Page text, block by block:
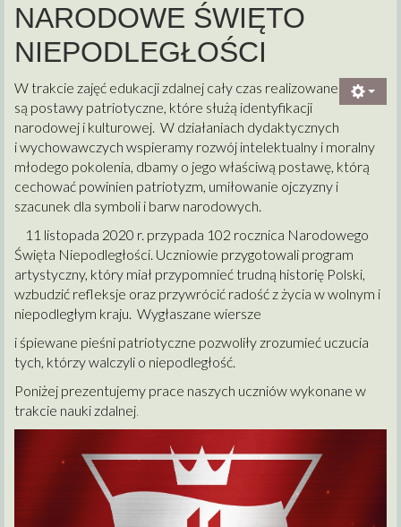
NARODOWE ŚWIĘTO
NIEPODLEGŁOŚCI
W trakcie zajęć edukacji zdalnej cały czas realizowane
są postawy patriotyczne, które służą identyfikacji
narodowej i kulturowej. W działaniach dydaktycznych
i wychowawczych wspieramy rozwój intelektualny i moralny
młodego pokolenia, dbamy o jego właściwą postawę, którą
cechować powinien patriotyzm, umiłowanie ojczyzny i
szacunek dla symboli i barw narodowych.
11 listopada 2020 r. przypada 102 rocznica Narodowego
Święta Niepodległości. Uczniowie przygotowali program
artystyczny, który miał przypomnieć trudną historię Polski,
wzbudzić refleksje oraz przywrócić radość z życia w wolnym i
niepodległym kraju. Wygłaszane wiersze
i śpiewane pieśni patriotyczne pozwoliły zrozumieć uczucia
tych, którzy walczyli o niepodległość.
Poniżej prezentujemy prace naszych uczniów wykonane w
trakcie nauki zdalnej